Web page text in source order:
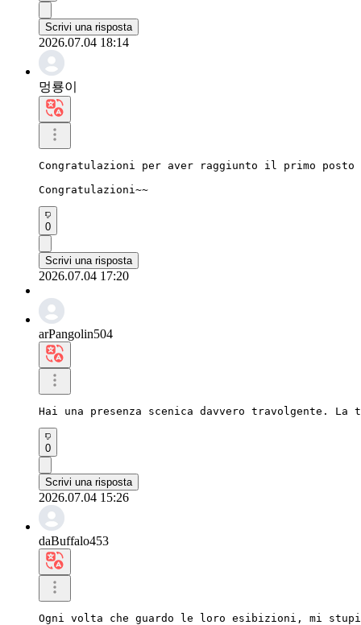
Scrivi una risposta
2026.07.04 18:14
멍룡이
Congratulazioni per aver raggiunto il primo
Congratulazioni~~
0
Scrivi una risposta
2026.07.04 17:20
arPangolin504
Hai una presenza scenica davvero travolgente.
0
Scrivi una risposta
2026.07.04 15:26
daBuffalo453
Ogni volta che guardo le loro esibizioni, mi